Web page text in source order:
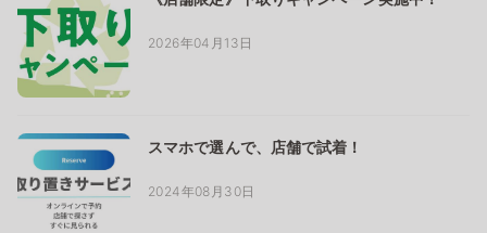
2026年04月13日
スマホで選んで、店舗で試着！
2024年08月30日